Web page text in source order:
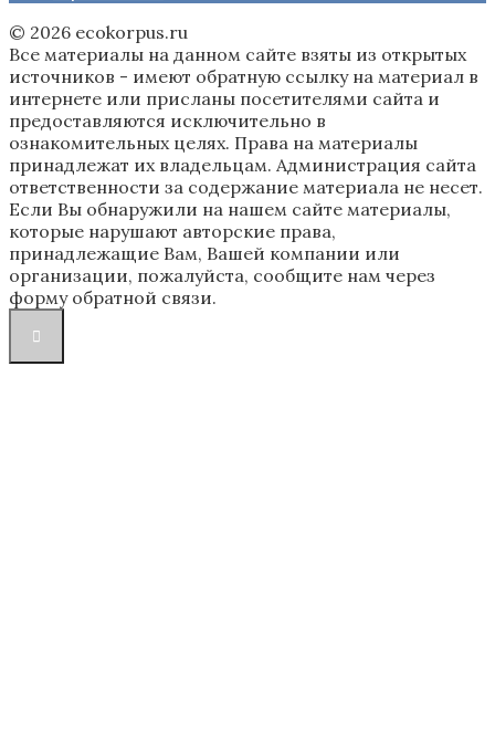
© 2026 ecokorpus.ru
Все материалы на данном сайте взяты из открытых
источников - имеют обратную ссылку на материал в
интернете или присланы посетителями сайта и
предоставляются исключительно в
ознакомительных целях. Права на материалы
принадлежат их владельцам. Администрация сайта
ответственности за содержание материала не несет.
Если Вы обнаружили на нашем сайте материалы,
которые нарушают авторские права,
принадлежащие Вам, Вашей компании или
организации, пожалуйста, сообщите нам через
форму обратной связи.